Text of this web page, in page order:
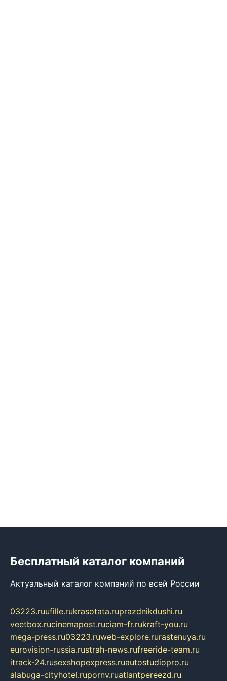
Бесплатный каталог компаний
Актуальный каталог компаний по всей России
03223.ruufille.rukrasotata.ruprazdnikdushi.ru
veetbox.rucinemapost.ruciam-fr.rukraft-you.ru
mega-press.ru03223.ruweb-explore.rurastenuya.ru
eurovision-russia.rustrah-news.rufreeride-team.ru
itrack-24.rusexshopexpress.ruautostudiopro.ru
alabuga-cityhotel.rupornv.ruatlantpereezd.ru